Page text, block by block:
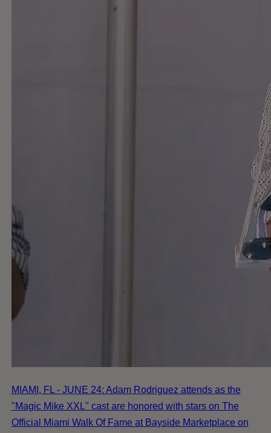
MIAMI, FL - JUNE 24: Adam Rodriguez attends as the
"Magic Mike XXL" cast are honored with stars on The
Official Miami Walk Of Fame at Bayside Marketplace on